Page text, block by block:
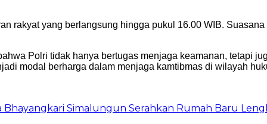
rakyat yang berlangsung hingga pukul 16.00 WIB.
Polri tidak hanya bertugas menjaga keamanan, tetapi
modal berharga dalam menjaga kamtibmas di wilayah
Simalungun Serahkan Rumah Baru